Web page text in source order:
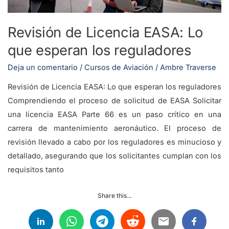
Revisión de Licencia EASA: Lo
que esperan los reguladores
Deja un comentario / Cursos de Aviación / Ambre Traverse
Revisión de Licencia EASA: Lo que esperan los reguladores
Comprendiendo el proceso de solicitud de EASA Solicitar
una licencia EASA Parte 66 es un paso crítico en una
carrera de mantenimiento aeronáutico. El proceso de
revisión llevado a cabo por los reguladores es minucioso y
detallado, asegurando que los solicitantes cumplan con los
requisitos tanto
Share this...